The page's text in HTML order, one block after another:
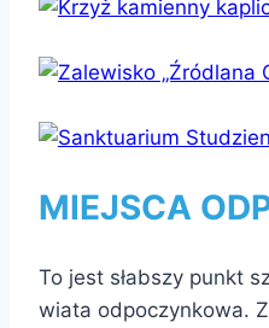
MIEJSCA
To jest słabszy punkt
wiata odpoczynkowa.